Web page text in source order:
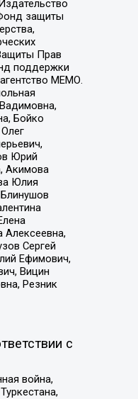
защиты
Прав
поддержки
МЕМО.
Бойко
Юрий
Акимова
Юлия
Алексеевна,
Сергей
Ефимович,
Вицин
Резник
с
война,